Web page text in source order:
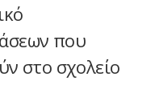
που
στο σχολείο